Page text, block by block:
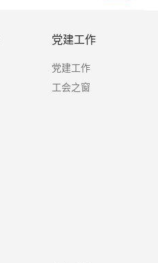
党建工作
党建工作
工会之窗